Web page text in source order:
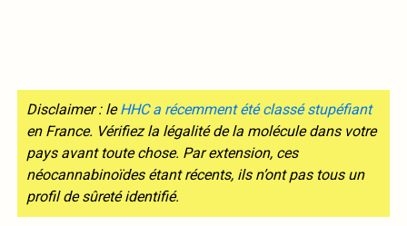
Disclaimer : leHHC a récemment été classé stupéfiant
en France. Vérifiez la légalité de la molécule dans votre
pays avant toute chose. Par extension, ces
néocannabinoïdes étant récents, ils n’ont pas tous un
profil de sûreté identifié.